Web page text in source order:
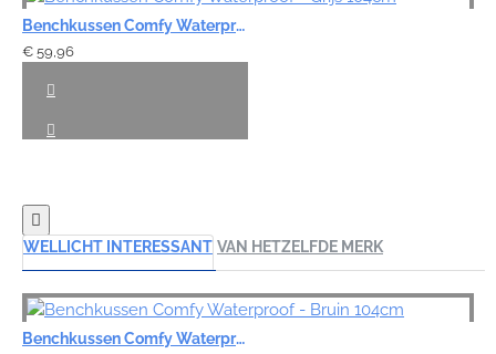
Benchkussen Comfy Waterproof - Grijs 104cm
€ 59,96
WELLICHT INTERESSANT VAN HETZELFDE MERK
Benchkussen Comfy Waterproof - Bruin 104cm